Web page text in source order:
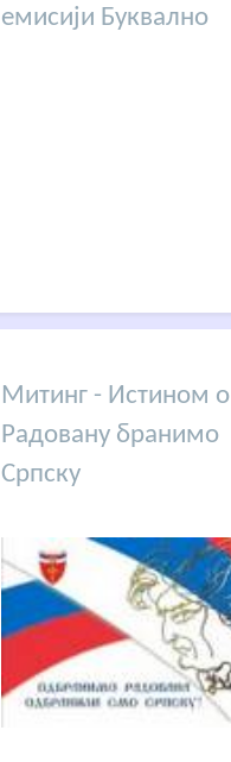
емисији Буквално
Митинг - Истином о
Радовану бранимо
Српску